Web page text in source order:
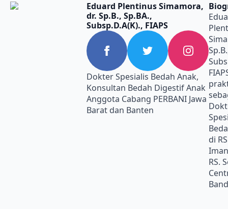
Eduard Plentinus Simamora,
dr. Sp.B., Sp.BA.,
Subsp.D.A(K)., FIAPS
Dokter Spesialis Bedah Anak,
Konsultan Bedah Digestif Anak
Anggota Cabang PERBANI Jawa
Barat dan Banten
di
RS.